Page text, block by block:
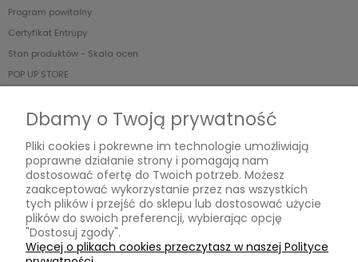
Program powitalny
Certyfikat Entrupy
Stan produktów - Skala ocen
POP UP STORE
Relabels
ul. Reymonta 19/91,
01-840 Warszawa,
woj. mazowieckie
Kontakt:
relabelslux@gmail.com,
787 068 174
pn - pt: 10:00 - 20:00
Dbamy o Twoją prywatność
Pliki cookies i pokrewne im technologie umożliwiają
poprawne działanie strony i pomagają nam
dostosować ofertę do Twoich potrzeb. Możesz
zaakceptować wykorzystanie przez nas wszystkich
tych plików i przejść do sklepu lub dostosować użycie
plików do swoich preferencji, wybierając opcję
"Dostosuj zgody".
Więcej o plikach cookies przeczytasz w naszej Polityce